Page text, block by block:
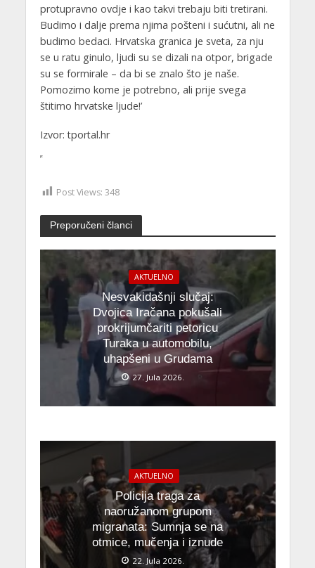
protupravno ovdje i kao takvi trebaju biti tretirani.
Budimo i dalje prema njima pošteni i sućutni, ali ne
budimo bedaci. Hrvatska granica je sveta, za nju
se u ratu ginulo, ljudi su se dizali na otpor, brigade
su se formirale – da bi se znalo što je naše.
Pomozimo kome je potrebno, ali prije svega
štitimo hrvatske ljude!’
Izvor: tportal.hr
Post Views: 348
Preporučeni članci
AKTUELNO
Nesvakidašnji slučaj:
Dvojica Iračana pokušali
prokrijumčariti petoricu
Turaka u automobilu,
uhapšeni u Grudama
27. Jula 2026.
AKTUELNO
Policija traga za
naoružanom grupom
migranata: Sumnja se na
otmice, mučenja i iznude
22. Jula 2026.